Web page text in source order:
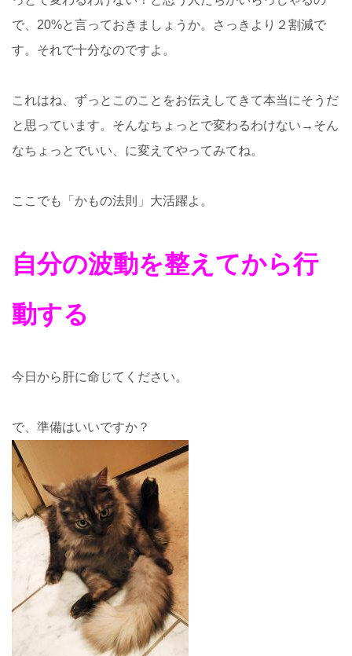
で、20%と言っておきましょうか。さっきより２割減で
す。それで十分なのですよ。
これはね、ずっとこのことをお伝えしてきて本当にそうだ
と思っています。そんなちょっとで変わるわけない→そん
なちょっとでいい、に変えてやってみてね。
ここでも「かもの法則」大活躍よ。
自分の波動を整えてから行
動する
今日から肝に命じてください。
で、準備はいいですか？